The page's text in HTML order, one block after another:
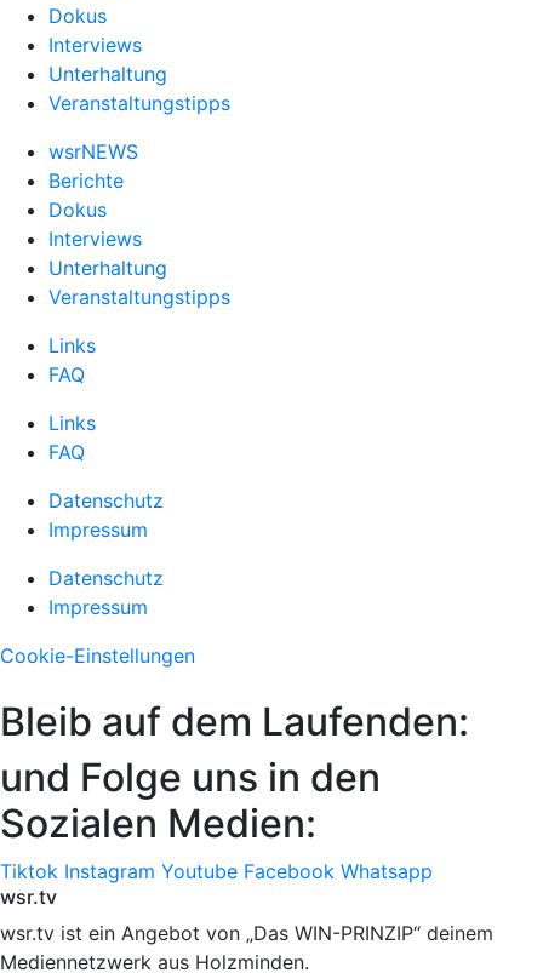
Dokus
Interviews
Unterhaltung
Veranstaltungstipps
wsrNEWS
Berichte
Dokus
Interviews
Unterhaltung
Veranstaltungstipps
Links
FAQ
Links
FAQ
Datenschutz
Impressum
Datenschutz
Impressum
Cookie-Einstellungen
Bleib auf dem Laufenden:
und Folge uns in den
Sozialen Medien:
Tiktok Instagram Youtube Facebook Whatsapp
wsr.tv
wsr.tv ist ein Angebot von „Das WIN-PRINZIP“ deinem
Mediennetzwerk aus Holzminden.